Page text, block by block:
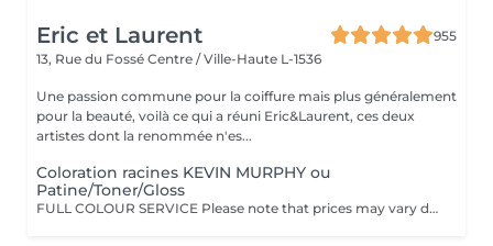
Eric et Laurent
955
13, Rue du Fossé Centre / Ville-Haute L-1536
Une passion commune pour la coiffure mais plus généralement
pour la beauté, voilà ce qui a réuni Eric&Laurent, ces deux
artistes dont la renommée n'es...
Coloration racines KEVIN MURPHY ou
Patine/Toner/Gloss
FULL COLOUR SERVICE Please note that prices may vary depending on hair length, hair density, additional product usage, and the complexity of the service. COLOR.ME by KEVIN.MURPHY Experience a luxurious colour service powered by COLOR.ME by KEVIN.MURPHY, a high-performance colour range designed to deliver exceptional results while respecting the integrity of the hair. Benefits: Ammonia-free, PPD-free, and paraben-free formula Enriched with Honey, Shea Butter, and Pomegranate for enhanced care and shine Provides up to 100% grey hair coverage Delivers rich, vibrant, and long-lasting colour results Leaves the hair soft, healthy, and radiant Cruelty-free and ethically developed A premium colouring experience that combines beautiful colour performance with advanced hair care technology.